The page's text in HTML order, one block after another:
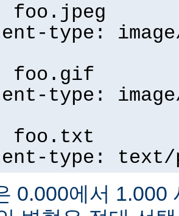
foo.jpeg
type:
foo.gif
type:
foo.txt
type:
0.000에서 1.000